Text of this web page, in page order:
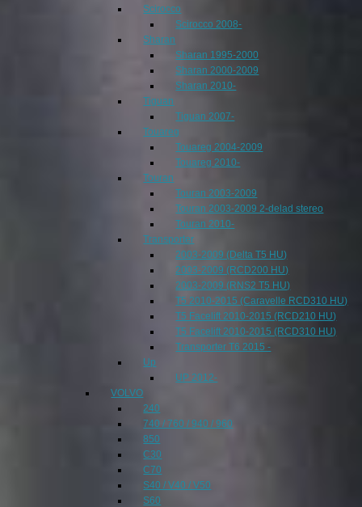
Scirocco
Scirocco 2008-
Sharan
Sharan 1995-2000
Sharan 2000-2009
Sharan 2010-
Tiguan
Tiguan 2007-
Touareg
Touareg 2004-2009
Touareg 2010-
Touran
Touran 2003-2009
Touran 2003-2009 2-delad stereo
Touran 2010-
Transporter
2003-2009 (Delta T5 HU)
2003-2009 (RCD200 HU)
2003-2009 (RNS2 T5 HU)
T5 2010-2015 (Caravelle RCD310 HU)
T5 Facelift 2010-2015 (RCD210 HU)
T5 Facelift 2010-2015 (RCD310 HU)
Transporter T6 2015 -
Up
UP 2012-
VOLVO
240
740 / 760 / 940 / 960
850
C30
C70
S40 / V40 / V50
S60